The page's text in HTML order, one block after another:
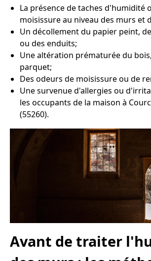
La présence de taches d'humidité
moisissure au niveau des murs et
Un décollement du papier peint,
ou des enduits;
Une altération prématurée du
parquet;
Des odeurs de moisissure ou de
Une survenue d'allergies ou
les occupants de la maison à
(55260).
Avant de traiter